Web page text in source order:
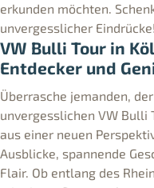
erkunden möchten.
unvergesslicher Eindrücke!
VW Bulli Tour in
Entdecker und
Überrasche jemanden,
unvergesslichen VW Bulli
aus einer neuen
Ausblicke, spannende
Flair. Ob entlang des